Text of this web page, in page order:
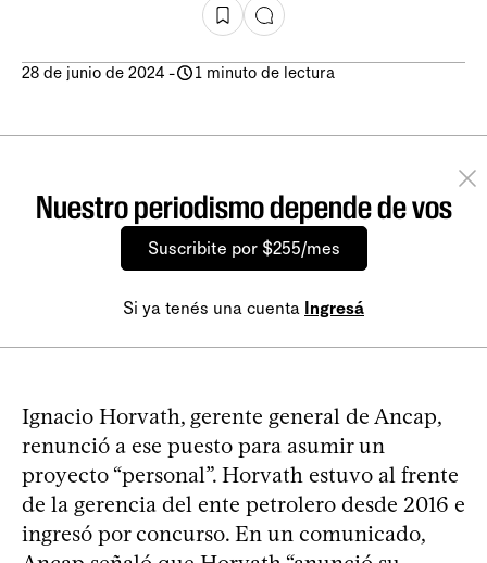
28 de junio de 2024 - 1 minuto de lectura
Nuestro periodismo depende de vos
Suscribite por $255/mes
Si ya tenés una cuenta Ingresá
Ignacio Horvath, gerente general de Ancap,
renunció a ese puesto para asumir un
proyecto “personal”. Horvath estuvo al frente
de la gerencia del ente petrolero desde 2016 e
ingresó por concurso. En un comunicado,